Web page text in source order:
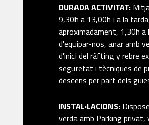
DURADA ACTIVITAT:
9,30h a 13,00h i a la
aproximadament, 1,30h
d'equipar-nos, anar amb
d'inici del ràfting y rebre
seguretat i tècniques de
descens per part dels
INSTAL·LACIONS:
verda amb Parking